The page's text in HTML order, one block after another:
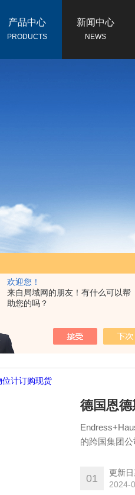
欢迎您！
来自局域网的朋友！有什么可以帮
助您的吗？
产品中心
PRODUCTS
新闻中心
NEWS
德国恩
的跨国集团
多个分支机
01
更新日
2024-